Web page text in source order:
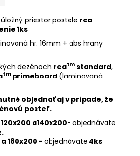
priestor postele rea
1ks
hr. 16mm + abs hrany
dezénoch reatm standard,
tm primeboard (laminovaná
objednať aj v prípade, že
posteľ.
a140x200- objednávate
180x200 -objednávate 4ks